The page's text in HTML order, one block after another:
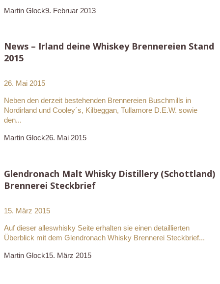
Martin Glock9. Februar 2013
News – Irland deine Whiskey Brennereien Stand
2015
26. Mai 2015
Neben den derzeit bestehenden Brennereien Buschmills in
Nordirland und Cooley´s, Kilbeggan, Tullamore D.E.W. sowie
den...
Martin Glock26. Mai 2015
Glendronach Malt Whisky Distillery (Schottland)
Brennerei Steckbrief
15. März 2015
Auf dieser alleswhisky Seite erhalten sie einen detaillierten
Überblick mit dem Glendronach Whisky Brennerei Steckbrief...
Martin Glock15. März 2015